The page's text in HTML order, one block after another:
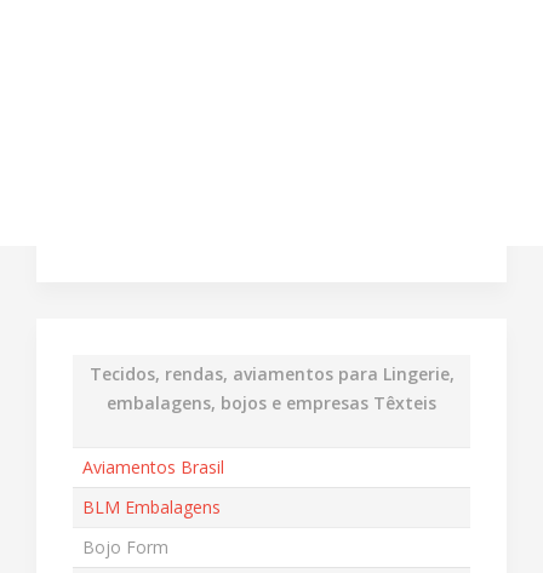
Tecidos, rendas, aviamentos para Lingerie,
embalagens, bojos e empresas Têxteis
Aviamentos Brasil
BLM Embalagens
Bojo Form